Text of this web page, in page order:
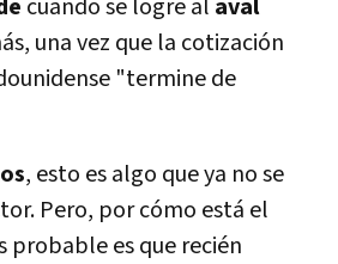
cuando se logre al aval
una vez que la cotización
"termine de
, esto es algo que ya no se
Pero, por cómo está el
probable es que recién